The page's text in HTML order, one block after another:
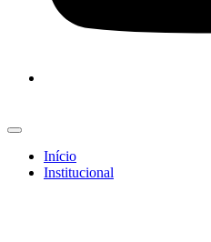
Início
Institucional